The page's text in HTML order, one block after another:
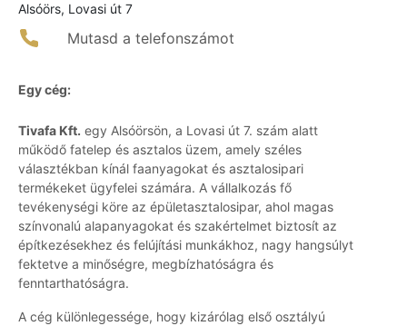
Alsóörs, Lovasi út 7
Mutasd a telefonszámot
Egy cég:
Tivafa Kft. egy Alsóörsön, a Lovasi út 7. szám alatt
működő fatelep és asztalos üzem, amely széles
választékban kínál faanyagokat és asztalosipari
termékeket ügyfelei számára. A vállalkozás fő
tevékenységi köre az épületasztalosipar, ahol magas
színvonalú alapanyagokat és szakértelmet biztosít az
építkezésekhez és felújítási munkákhoz, nagy hangsúlyt
fektetve a minőségre, megbízhatóságra és
fenntarthatóságra.
A cég különlegessége, hogy kizárólag első osztályú